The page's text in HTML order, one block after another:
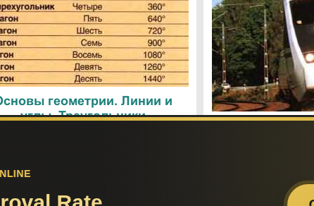
геометрии. Линии и
углы. Треугольники
Поезда.